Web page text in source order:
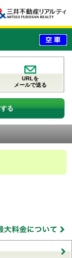
URLを
メールで送る
る